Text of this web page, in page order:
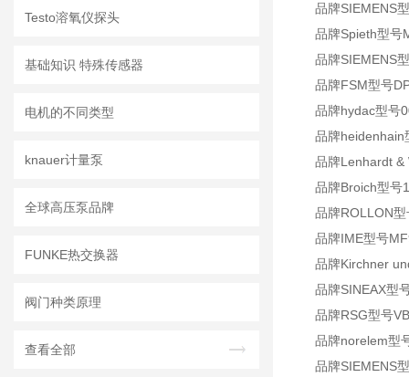
Testo溶氧仪探头
基础知识 特殊传感器
电机的不同类型
knauer计量泵
全球高压泵品牌
FUNKE热交换器
阀门种类原理
查看全部
品牌SIEMENS
品牌Spieth型号
品牌SIEMENS
品牌FSM型号
品牌hydac型号
品牌heidenhain
品牌Lenhardt &
品牌Broich型号
品牌ROLLON
品牌IME型号
品牌Kirchner
品牌SINEAX型
品牌RSG型号
品牌norelem型
品牌SIEMENS